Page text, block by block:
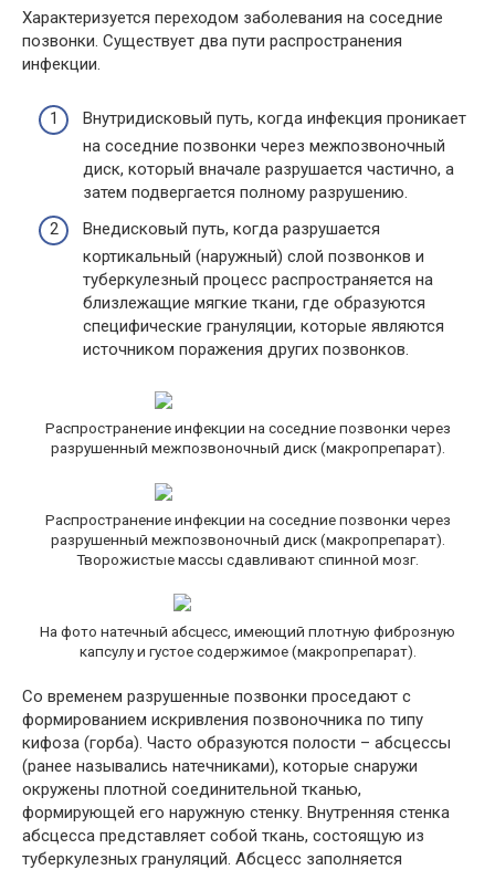
Характеризуется переходом заболевания на соседние
позвонки. Существует два пути распространения
инфекции.
Внутридисковый путь, когда инфекция проникает
на соседние позвонки через межпозвоночный
диск, который вначале разрушается частично, а
затем подвергается полному разрушению.
Внедисковый путь, когда разрушается
кортикальный (наружный) слой позвонков и
туберкулезный процесс распространяется на
близлежащие мягкие ткани, где образуются
специфические грануляции, которые являются
источником поражения других позвонков.
Распространение инфекции на соседние позвонки через
разрушенный межпозвоночный диск (макропрепарат).
Распространение инфекции на соседние позвонки через
разрушенный межпозвоночный диск (макропрепарат).
Творожистые массы сдавливают спинной мозг.
На фото натечный абсцесс, имеющий плотную фиброзную
капсулу и густое содержимое (макропрепарат).
Со временем разрушенные позвонки проседают с
формированием искривления позвоночника по типу
кифоза (горба). Часто образуются полости – абсцессы
(ранее назывались натечниками), которые снаружи
окружены плотной соединительной тканью,
формирующей его наружную стенку. Внутренняя стенка
абсцесса представляет собой ткань, состоящую из
туберкулезных грануляций. Абсцесс заполняется